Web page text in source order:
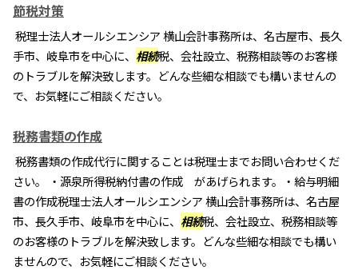
節税対策
税理士法人オールシエンシア 横山会計事務所は、名古屋市、長久
手市、岐阜市を中心に、 相続税、会社設立、税務相談等のお客様
のトラブルを解決致します。どんな些細な相談でも構いませんの
で、お気軽にご相談ください。
税務書類の作成
税務書類の作成代行に関することは税理士までお問い合わせくだ
さい。 ・源泉所得税納付書の作成 があげられます。・給与明細
書の作成税理士法人オールシエンシア 横山会計事務所は、名古屋
市、長久手市、岐阜市を中心に、 相続税、会社設立、税務相談等
のお客様のトラブルを解決致します。どんな些細な相談でも構い
ませんので、お気軽にご相談ください。